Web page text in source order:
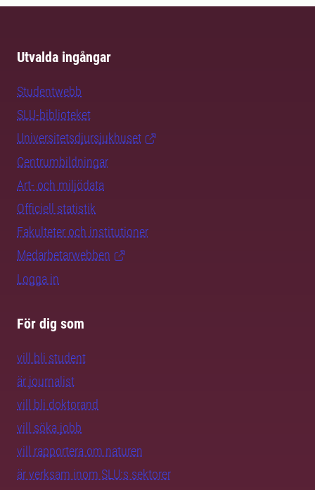
Utvalda ingångar
Studentwebb
SLU-biblioteket
Universitetsdjursjukhuset
Centrumbildningar
Art- och miljödata
Officiell statistik
Fakulteter och institutioner
Medarbetarwebben
Logga in
För dig som
vill bli student
är journalist
vill bli doktorand
vill söka jobb
vill rapportera om naturen
är verksam inom SLU:s sektorer